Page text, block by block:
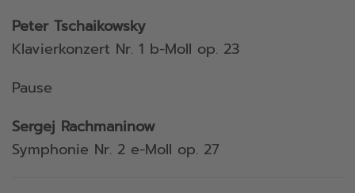
Peter Tschaikowsky
Klavierkonzert Nr. 1 b-Moll op. 23
Pause
Sergej Rachmaninow
Symphonie Nr. 2 e-Moll op. 27